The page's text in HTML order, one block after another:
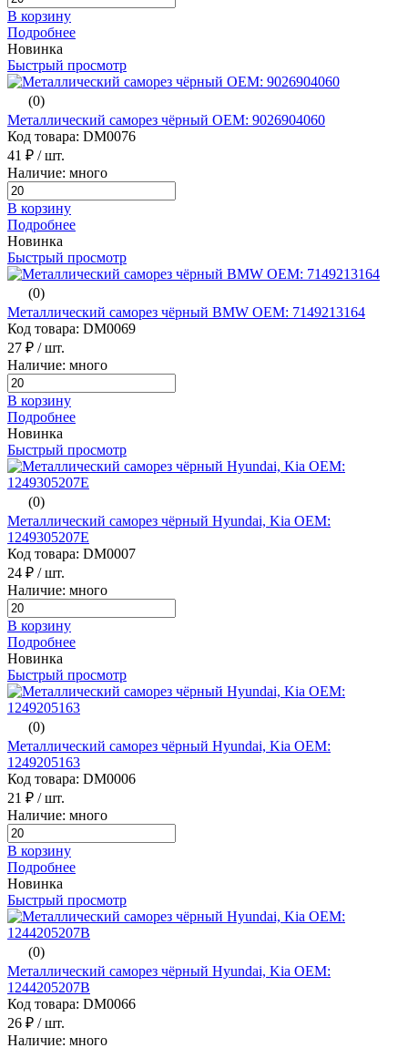
В корзину
Подробнее
Новинка
Быстрый просмотр
(0)
Металлический саморез чёрный ОЕМ: 9026904060
Код товара: DM0076
41 ₽ / шт.
Наличие: много
В корзину
Подробнее
Новинка
Быстрый просмотр
(0)
Металлический саморез чёрный BMW ОЕМ: 7149213164
Код товара: DM0069
27 ₽ / шт.
Наличие: много
В корзину
Подробнее
Новинка
Быстрый просмотр
(0)
Металлический саморез чёрный Hyundai, Kia ОЕМ:
1249305207E
Код товара: DM0007
24 ₽ / шт.
Наличие: много
В корзину
Подробнее
Новинка
Быстрый просмотр
(0)
Металлический саморез чёрный Hyundai, Kia ОЕМ:
1249205163
Код товара: DM0006
21 ₽ / шт.
Наличие: много
В корзину
Подробнее
Новинка
Быстрый просмотр
(0)
Металлический саморез чёрный Hyundai, Kia ОЕМ:
1244205207B
Код товара: DM0066
26 ₽ / шт.
Наличие: много